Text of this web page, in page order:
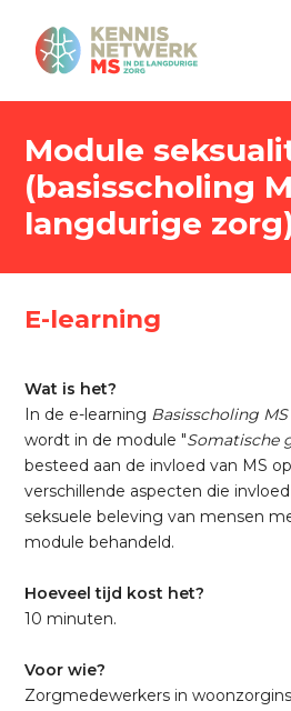
Module
(basisscholing
langdurige
E-learning
Wat is het?
In de e-learning Basisscholing
wordt in de module "Somatische
besteed aan de invloed van MS
verschillende aspecten die
seksuele beleving van mensen
module behandeld.
Hoeveel tijd kost het?
10 minuten.
Voor wie?
Zorgmedewerkers in
HOME
MS+
EXPERTISE-
CONTACT